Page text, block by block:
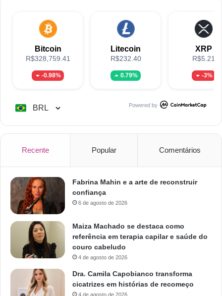
Bitcoin
R$328,759.41
-0.98%
Litecoin
R$232.40
0.79%
XRP
R$5.21
-3%
Powered by
Recente Popular Comentários
Fabrina Mahin e a arte de reconstruir
confiança
6 de agosto de 2026
Maiza Machado se destaca como
referência em terapia capilar e saúde do
couro cabeludo
4 de agosto de 2026
Dra. Camila Capobianco transforma
cicatrizes em histórias de recomeço
4 de agosto de 2026